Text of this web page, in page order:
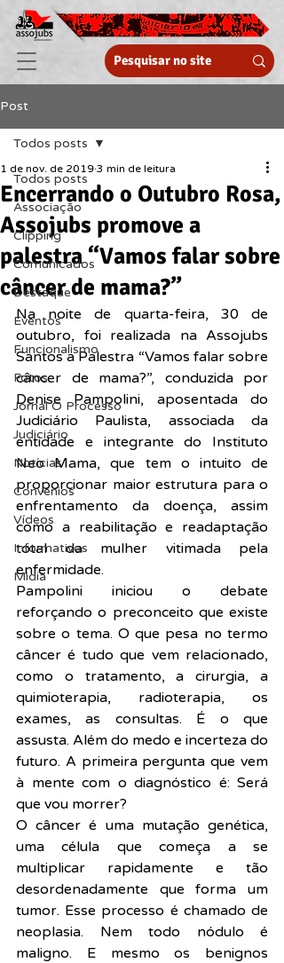
Post
Todos posts
Associação
Clipping
Comunicados
Destaque
Eventos
Funcionalismo
Fotos
Jornal O Processo
Judiciário
Notícias
Convênios
Vídeos
Informativos
Midia
Todos posts
Encerrando o Outubro Rosa,
Assojubs promove a
palestra “Vamos falar sobre
câncer de mama?”
1 de nov. de 2019 3 min de leitura
Na noite de quarta-feira, 30 de
outubro, foi realizada na Assojubs
Santos a Palestra “Vamos falar sobre
câncer de mama?”, conduzida por
Denise Pampolini, aposentada do
Judiciário Paulista, associada da
entidade e integrante do Instituto
Neo Mama, que tem o intuito de
proporcionar maior estrutura para o
enfrentamento da doença, assim
como a reabilitação e readaptação
total da mulher vitimada pela
enfermidade.
Pampolini iniciou o debate
reforçando o preconceito que existe
sobre o tema. O que pesa no termo
câncer é tudo que vem relacionado,
como o tratamento, a cirurgia, a
quimioterapia, radioterapia, os
exames, as consultas. É o que
assusta. Além do medo e incerteza do
futuro. A primeira pergunta que vem
à mente com o diagnóstico é: Será
que vou morrer?
O câncer é uma mutação genética,
uma célula que começa a se
multiplicar rapidamente e tão
desordenadamente que forma um
tumor. Esse processo é chamado de
neoplasia. Nem todo nódulo é
maligno. E mesmo os benignos